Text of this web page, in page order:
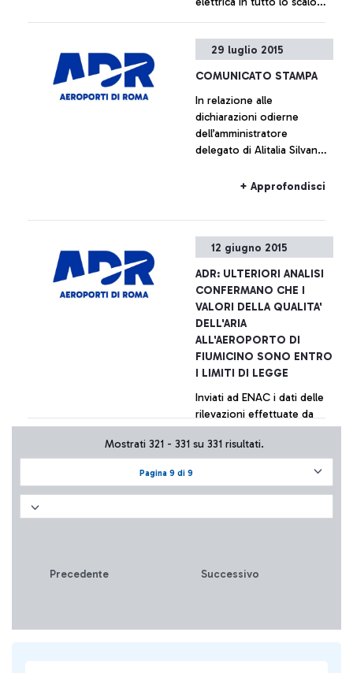
+ Approfondisci
29 luglio 2015
COMUNICATO STAMPA
In relazione alle
dichiarazioni odierne
dell’amministratore
delegato di Alitalia Silvano
non intende commentare le
+ Approfondisci
12 giugno 2015
ADR: ULTERIORI ANALISI
CONFERMANO CHE I
VALORI DELLA QUALITA'
DELL'ARIA
ALL'AEROPORTO DI
FIUMICINO SONO ENTRO
I LIMITI DI LEGGE
Inviati ad ENAC i dati delle
rilevazioni effettuate da
diversi centri specializzati
per conto di varie realtà
pubblicata sul sito della
+ Approfondisci
Pagina 9 di 9
Mostrati 321 - 331 su 331 risultati.
Precedente Successivo